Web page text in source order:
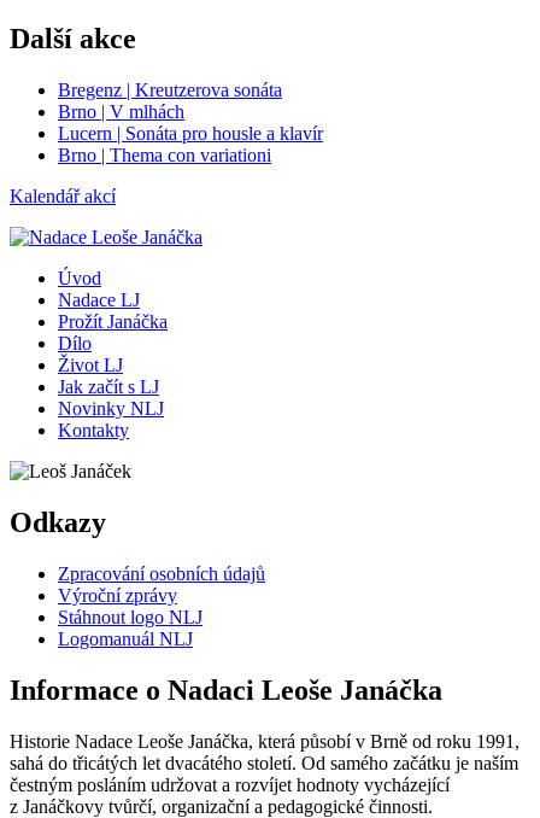
Další akce
Bregenz | Kreutzerova sonáta
Brno | V mlhách
Lucern | Sonáta pro housle a klavír
Brno | Thema con variationi
Kalendář akcí
Úvod
Nadace LJ
Prožít Janáčka
Dílo
Život LJ
Jak začít s LJ
Novinky NLJ
Kontakty
Odkazy
Zpracování osobních údajů
Výroční zprávy
Stáhnout logo NLJ
Logomanuál NLJ
Informace o Nadaci Leoše Janáčka
Historie Nadace Leoše Janáčka, která působí v Brně od roku 1991,
sahá do třicátých let dvacátého století. Od samého začátku je naším
čestným posláním udržovat a rozvíjet hodnoty vycházející
z Janáčkovy tvůrčí, organizační a pedagogické činnosti.